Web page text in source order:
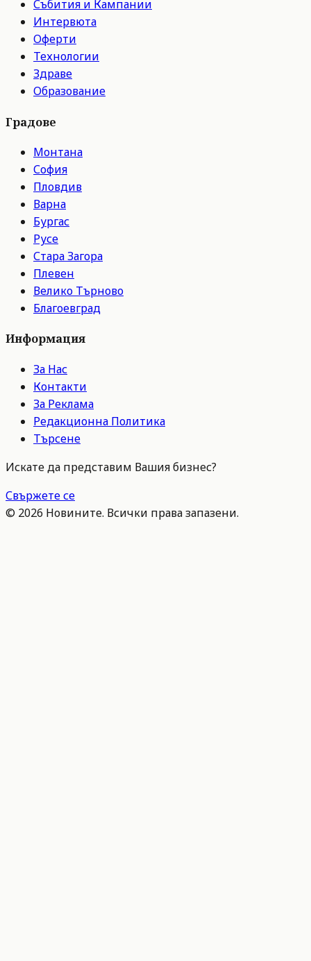
Събития и Кампании
Интервюта
Оферти
Технологии
Здраве
Образование
Градове
Монтана
София
Пловдив
Варна
Бургас
Русе
Стара Загора
Плевен
Велико Търново
Благоевград
Информация
За Нас
Контакти
За Реклама
Редакционна Политика
Търсене
Искате да представим Вашия бизнес?
Свържете се
© 2026 Новините. Всички права запазени.